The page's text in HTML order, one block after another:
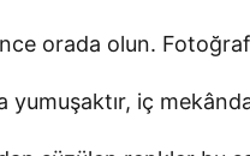
orada olun.
yumuşaktır, iç